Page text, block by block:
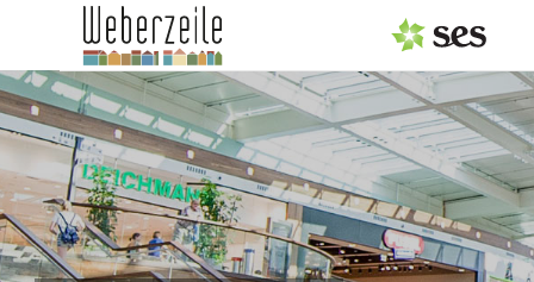
PRESSEAUSSENDUNGEN
Center & Marken
Events
Services